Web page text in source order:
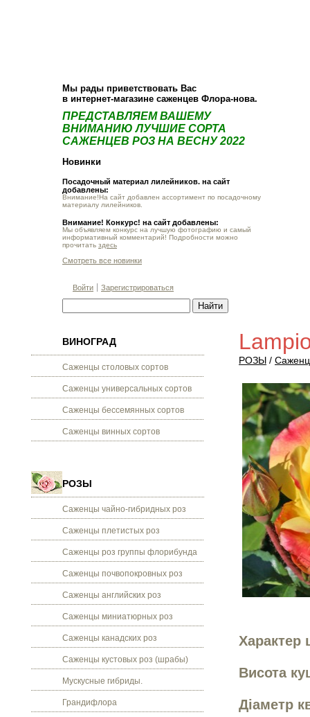
Мы рады приветствовать Вас
в интернет-магазине саженцев Флора-нова.
ПРЕДСТАВЛЯЕМ ВАШЕМУ
ВНИМАНИЮ ЛУЧШИЕ СОРТА
САЖЕНЦЕВ РОЗ НА ВЕСНУ 2022
Новинки
Посадочный материал лилейников. на сайт
добавлены:
Внимание!На сайт добавлен ассортимент по посадочному
материалу лилейников.
Внимание! Конкурс! на сайт добавлены:
Мы объявляем конкурс на лучшую фотографию и самый
информативный комментарий! Подробности можно
прочитать здесь
Смотреть все новинки
Войти Зарегистрироваться
ВИНОГРАД
Саженцы столовых сортов
Саженцы универсальных сортов
Саженцы бессемянных сортов
Саженцы винных сортов
РОЗЫ
Саженцы чайно-гибридных роз
Саженцы плетистых роз
Саженцы роз группы флорибунда
Саженцы почвопокровных роз
Саженцы английских роз
Саженцы миниатюрных роз
Саженцы канадских роз
Саженцы кустовых роз (шрабы)
Мускусные гибриды.
Грандифлора
РОЗЫ /
Характер
Висота
Діаметр